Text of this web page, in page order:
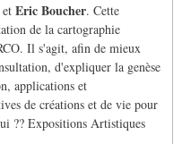
et Eric Boucher. Cette
de la cartographie
Il s'agit, afin de mieux
d'expliquer la genèse
applications et
de créations et de vie pour
?? Expositions Artistiques